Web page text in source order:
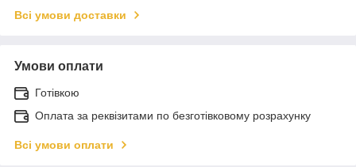
Всі умови доставки
Умови оплати
Готівкою
Оплата за реквізитами по безготівковому розрахунку
Всі умови оплати